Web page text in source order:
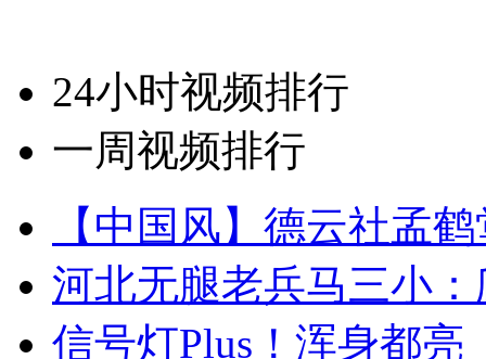
24小时视频排行
一周视频排行
【中国风】德云社孟
河北无腿老兵马三小
信号灯Plus！浑身都亮